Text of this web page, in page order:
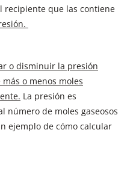
recipiente que las contiene
o disminuir la presión
o menos moles
La presión es
número de moles gaseosos
ejemplo de cómo calcular